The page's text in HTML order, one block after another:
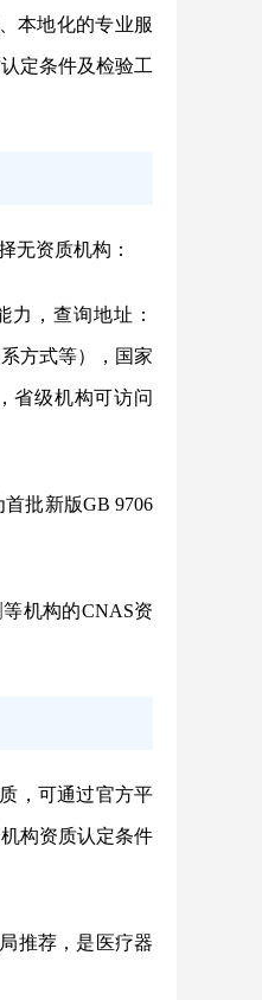
本地化的专业服
定条件及检验工
无资质机构：
，查询地址：
方式等），国家
省级机构可访问
首批新版GB 9706
等机构的CNAS资
，可通过官方平
构资质认定条件
推荐，是医疗器